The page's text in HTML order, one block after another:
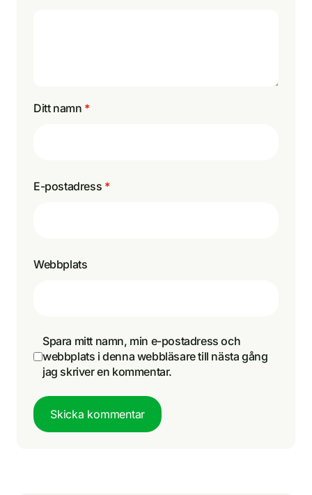
Ditt namn *
E-postadress *
Webbplats
Spara mitt namn, min e-postadress och
webbplats i denna webbläsare till nästa gång
jag skriver en kommentar.
Skicka kommentar